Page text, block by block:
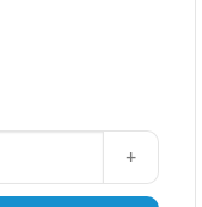
+